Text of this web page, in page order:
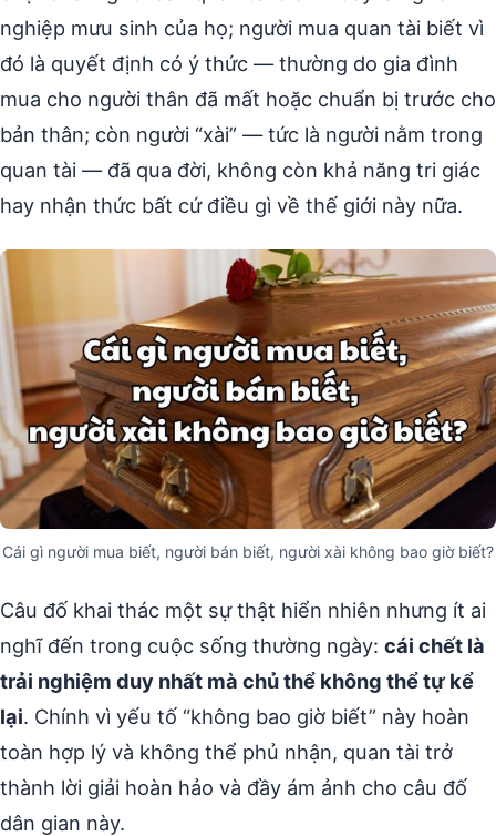
nghiệp mưu sinh của họ; người mua quan tài biết vì
đó là quyết định có ý thức — thường do gia đình
mua cho người thân đã mất hoặc chuẩn bị trước cho
bản thân; còn người “xài” — tức là người nằm trong
quan tài — đã qua đời, không còn khả năng tri giác
hay nhận thức bất cứ điều gì về thế giới này nữa.
Cái gì người mua biết, người bán biết, người xài không bao giờ biết?
Câu đố khai thác một sự thật hiển nhiên nhưng ít ai
nghĩ đến trong cuộc sống thường ngày: cái chết là
trải nghiệm duy nhất mà chủ thể không thể tự kể
lại. Chính vì yếu tố “không bao giờ biết” này hoàn
toàn hợp lý và không thể phủ nhận, quan tài trở
thành lời giải hoàn hảo và đầy ám ảnh cho câu đố
dân gian này.